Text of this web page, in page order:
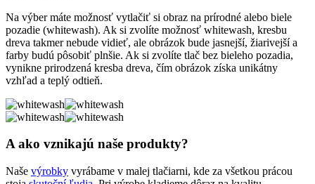
Na výber máte možnosť vytlačiť si obraz na prírodné alebo biele
pozadie (whitewash). Ak si zvolíte možnosť whitewash, kresbu
dreva takmer nebude vidieť, ale obrázok bude jasnejší, žiarivejší a
farby budú pôsobiť plnšie. Ak si zvolíte tlač bez bieleho pozadia,
vynikne prirodzená kresba dreva, čím obrázok získa unikátny
vzhľad a teplý odtieň.
A ako vznikajú naše produkty?
Naše výrobky vyrábame v malej tlačiarni, kde za všetkou prácou